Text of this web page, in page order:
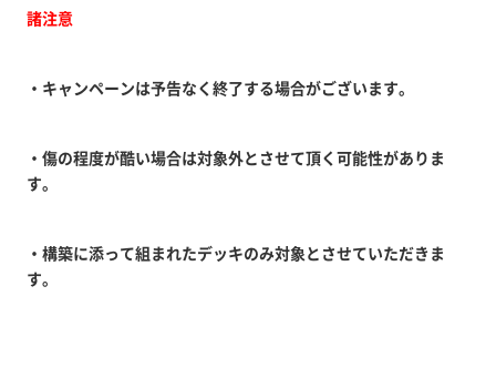
諸注意
・キャンペーンは予告なく終了する場合がございます。
・傷の程度が酷い場合は対象外とさせて頂く可能性がありま
す。
・構築に添って組まれたデッキのみ対象とさせていただきま
す。